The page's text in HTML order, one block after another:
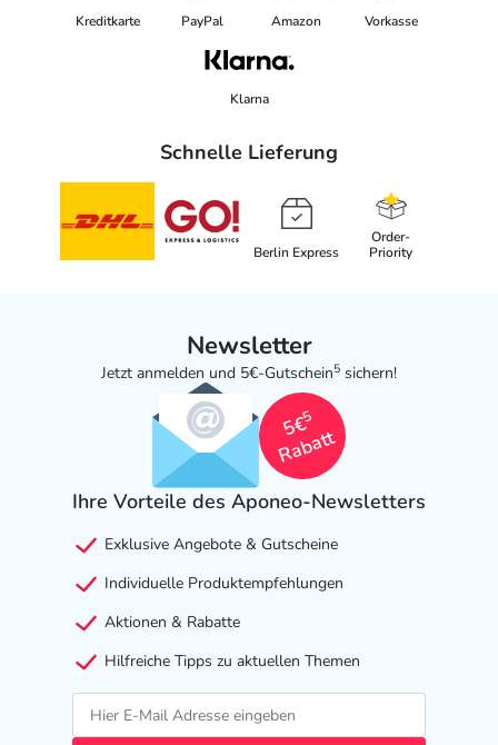
Kreditkarte PayPal Amazon Vorkasse
Klarna
Schnelle Lieferung
Berlin Express
Order-
Priority
Newsletter
Jetzt anmelden und 5€-Gutschein5 sichern!
5€
5
Rabatt
Ihre Vorteile des Aponeo-Newsletters
Exklusive Angebote & Gutscheine
Individuelle Produktempfehlungen
Aktionen & Rabatte
Hilfreiche Tipps zu aktuellen Themen